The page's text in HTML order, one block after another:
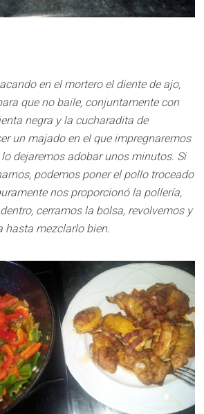
en el mortero el diente de ajo,
que no baile, conjuntamente con
negra y la cucharadita de
un majado en el que impregnaremos
dejaremos adobar unos minutos. Si
podemos poner el pollo troceado
nos proporcionó la pollería,
cerramos la bolsa, revolvemos y
hasta mezclarlo bien.